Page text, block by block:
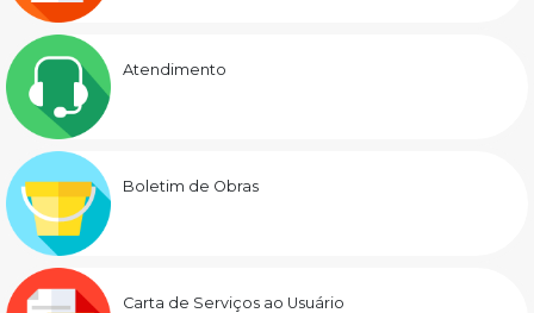
Atendimento
Boletim de Obras
Carta de Serviços ao Usuário